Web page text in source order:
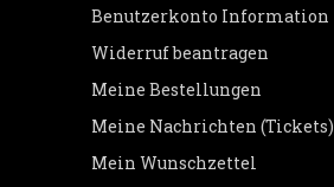
Benutzerkonto Information
Widerruf beantragen
Meine Bestellungen
Meine Nachrichten (Tickets)
Mein Wunschzettel